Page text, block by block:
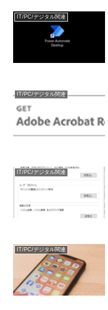
IT/PC/デジタル関連
IT/PC/デジタル関連
IT/PC/デジタル関連
IT/PC/デジタル関連